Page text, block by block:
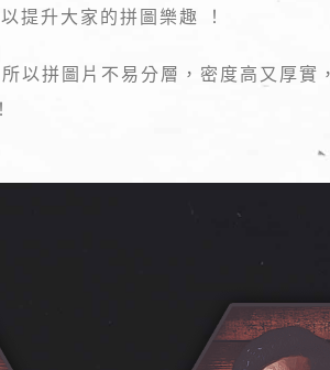
提升大家的拼圖樂趣 ！
以拼圖片不易分層，密度高又厚實